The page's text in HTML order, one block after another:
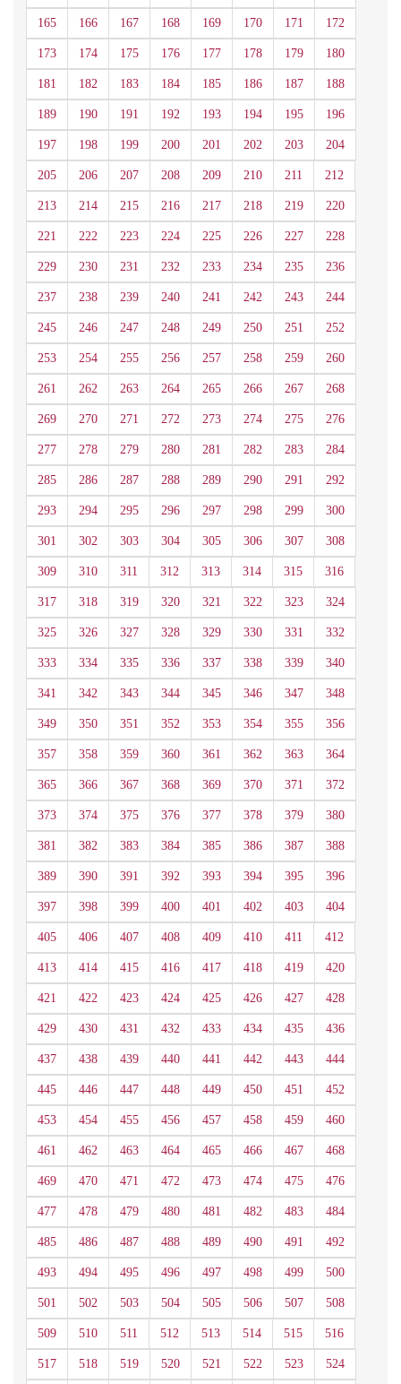
165 166 167 168 169 170 171 172
173 174 175 176 177 178 179 180
181 182 183 184 185 186 187 188
189 190 191 192 193 194 195 196
197 198 199 200 201 202 203 204
205 206 207 208 209 210 211 212
213 214 215 216 217 218 219 220
221 222 223 224 225 226 227 228
229 230 231 232 233 234 235 236
237 238 239 240 241 242 243 244
245 246 247 248 249 250 251 252
253 254 255 256 257 258 259 260
261 262 263 264 265 266 267 268
269 270 271 272 273 274 275 276
277 278 279 280 281 282 283 284
285 286 287 288 289 290 291 292
293 294 295 296 297 298 299 300
301 302 303 304 305 306 307 308
309 310 311 312 313 314 315 316
317 318 319 320 321 322 323 324
325 326 327 328 329 330 331 332
333 334 335 336 337 338 339 340
341 342 343 344 345 346 347 348
349 350 351 352 353 354 355 356
357 358 359 360 361 362 363 364
365 366 367 368 369 370 371 372
373 374 375 376 377 378 379 380
381 382 383 384 385 386 387 388
389 390 391 392 393 394 395 396
397 398 399 400 401 402 403 404
405 406 407 408 409 410 411 412
413 414 415 416 417 418 419 420
421 422 423 424 425 426 427 428
429 430 431 432 433 434 435 436
437 438 439 440 441 442 443 444
445 446 447 448 449 450 451 452
453 454 455 456 457 458 459 460
461 462 463 464 465 466 467 468
469 470 471 472 473 474 475 476
477 478 479 480 481 482 483 484
485 486 487 488 489 490 491 492
493 494 495 496 497 498 499 500
501 502 503 504 505 506 507 508
509 510 511 512 513 514 515 516
517 518 519 520 521 522 523 524